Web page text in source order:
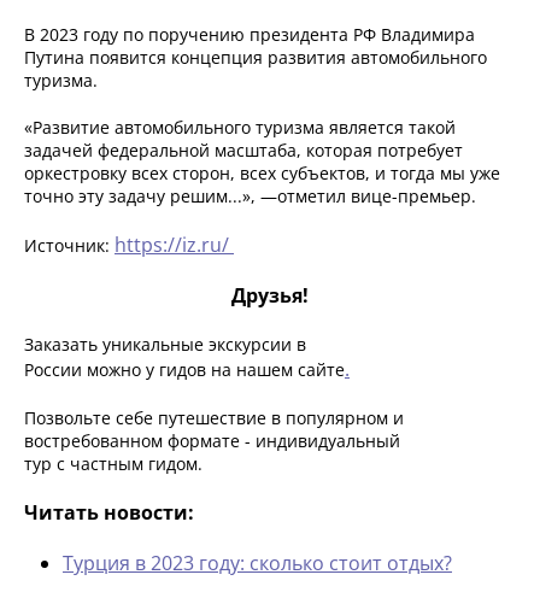
В 2023 году по поручению президента РФ Владимира
Путина появится концепция развития автомобильного
туризма.
«Развитие автомобильного туризма является такой
задачей федеральной масштаба, которая потребует
оркестровку всех сторон, всех субъектов, и тогда мы уже
точно эту задачу решим...», —отметил вице-премьер.
Источник: https://iz.ru/
Друзья!
Заказать уникальные экскурсии в
России можно у гидов на нашем сайте.
Позвольте себе путешествие в популярном и
востребованном формате - индивидуальный
тур с частным гидом.
Читать новости:
Турция в 2023 году: сколько стоит отдых?